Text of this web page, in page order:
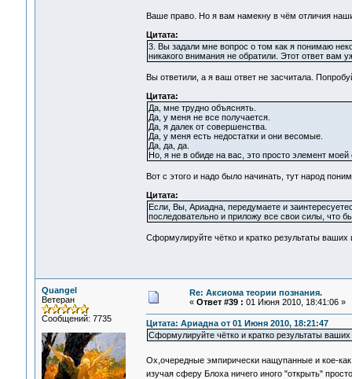
Ваше право. Но я вам намекну в чём отличия
Цитата:
3. Вы задали мне вопрос о том как я понимаю
никакого внимания не обратили. Этот ответ вам
Вы ответили, а я ваш ответ не засчитала.
Цитата:
Да, мне трудно объяснять.
Да, у меня не все получается.
Да, я далек от совершенства.
Да, у меня есть недостатки и они весомые.
Да, да, да.
Но, я не в обиде на вас, это просто элемент моей
Вот с этого и надо было начинать, тут народ
Цитата:
Если, Вы, Ариадна, передумаете и
последовательно и приложу все свои силы, что
Сформулируйте чётко и кратко результаты
Quangel
Ветеран
Сообщений: 7735
Re: Аксиома теории познания.
« Ответ #39 : 01 Июня 2010, 18:41:06 »
Цитата: Ариадна от 01 Июня 2010, 18:21:47
Сформулируйте чётко и кратко результаты
Ох,очередные эмпирически нащупанные и кое-
изучая сферу Блоха ничего иного "открыть"